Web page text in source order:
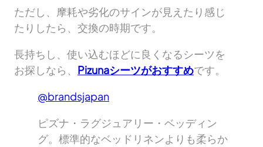
ただし、摩耗や劣化のサインが見えたり感じ
たりしたら、交換の時期です。
長持ちし、使い込むほどに良くなるシーツを
お探しなら、 Pizunaシーツがおすすめです。
@brandsjapan
ピズナ・ラグジュアリー・ベッディン
グ。標準的なベッドリネンよりも柔らか